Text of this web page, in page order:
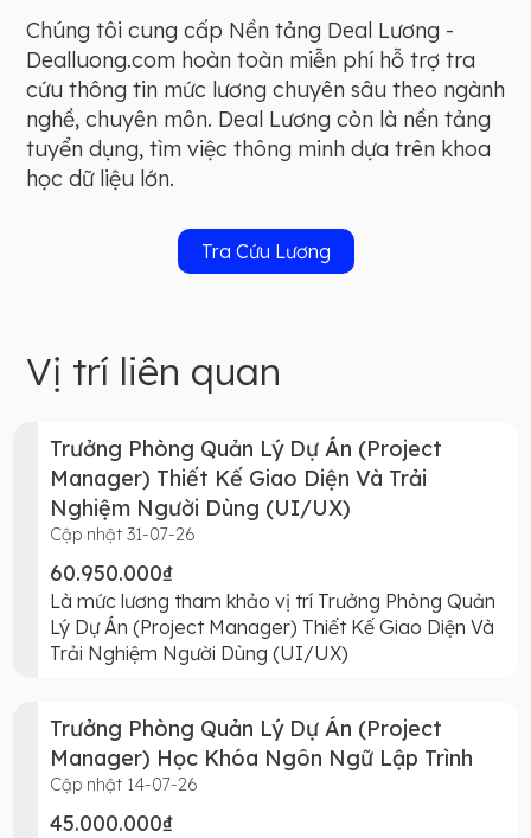
Chúng tôi cung cấp Nền tảng Deal Lương -
Dealluong.com hoàn toàn miễn phí hỗ trợ tra
cứu thông tin mức lương chuyên sâu theo ngành
nghề, chuyên môn. Deal Lương còn là nền tảng
tuyển dụng, tìm việc thông minh dựa trên khoa
học dữ liệu lớn.
Tra Cứu Lương
Vị trí liên quan
Trưởng Phòng Quản Lý Dự Án (Project
Manager) Thiết Kế Giao Diện Và Trải
Nghiệm Người Dùng (UI/UX)
Cập nhật 31-07-26
60.950.000₫
Là mức lương tham khảo vị trí Trưởng Phòng Quản
Lý Dự Án (Project Manager) Thiết Kế Giao Diện Và
Trải Nghiệm Người Dùng (UI/UX)
Trưởng Phòng Quản Lý Dự Án (Project
Manager) Học Khóa Ngôn Ngữ Lập Trình
Cập nhật 14-07-26
45.000.000₫